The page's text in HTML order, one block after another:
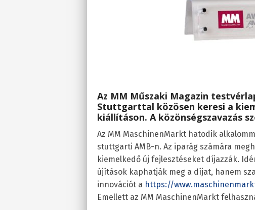
Az MM Műszaki Magazin
Stuttgarttal közösen keresi a
kiállításon. A közönségszavazás
Az MM MaschinenMarkt hatodik
stuttgarti AMB-n. Az iparág számára
kiemelkedő új fejlesztéseket díjazzák.
újítások kaphatják meg a díjat, hanem
innovációt a https://
Emellett az MM MaschinenMarkt